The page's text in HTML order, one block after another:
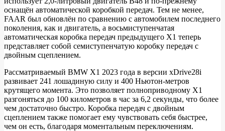
оснащён автоматической коробкой передач. Тем не менее,
FAAR был обновлён по сравнению с автомобилем последнего
поколения, как и двигатель, а восьмиступенчатая
автоматическая коробка передач предыдущего X1 теперь
представляет собой семиступенчатую коробку передач с
двойным сцеплением.
Рассматриваемый BMW X1 2023 года в версии xDrive28i
развивает 241 лошадиную силу и 400 Ньютон-метров
крутящего момента. Это позволяет полноприводному X1
разгоняться до 100 километров в час за 6,2 секунды, что более
чем достаточно быстро. Коробка передач с двойным
сцеплением также помогает ему чувствовать себя быстрее,
чем он есть, благодаря моментальным переключениям.